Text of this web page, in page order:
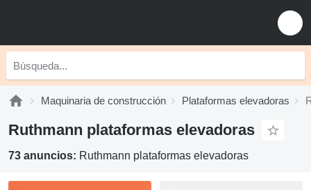
Maquinaria de construcción Plataformas elevadoras
Ruthmann plataformas elevadoras
73 anuncios: Ruthmann plataformas elevadoras